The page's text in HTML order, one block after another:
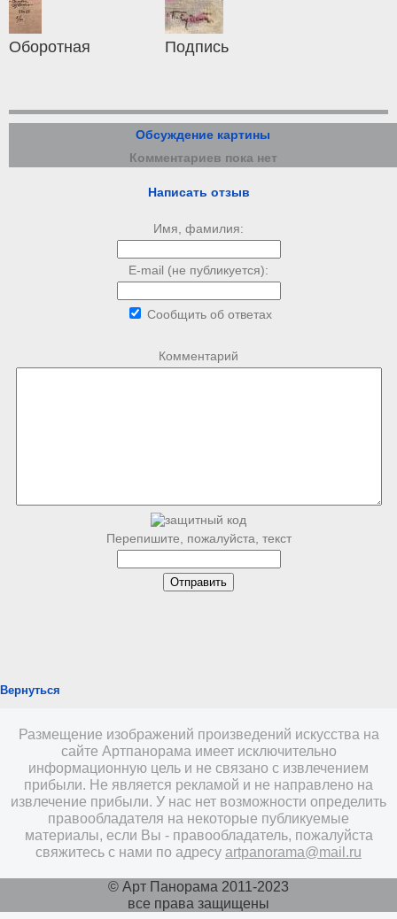
Оборотная Подпись
Обсуждение картины
Комментариев пока нет
Написать отзыв
Имя, фамилия:
E-mail (не публикуется):
Сообщить об ответах
Комментарий
Перепишите, пожалуйста, текст
Вернуться
Размещение изображений произведений искусства на
сайте Артпанорама имеет исключительно
информационную цель и не связано с извлечением
прибыли. Не является рекламой и не направлено на
извлечение прибыли. У нас нет возможности определить
правообладателя на некоторые публикуемые
материалы, если Вы - правообладатель, пожалуйста
свяжитесь с нами по адресу artpanorama@mail.ru
© Арт Панорама 2011-2023
все права защищены